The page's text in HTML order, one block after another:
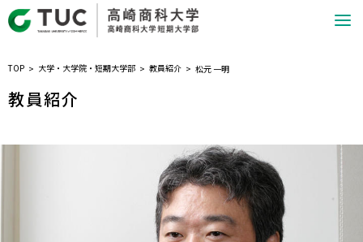
TOP 大学・大学院・短期大学部 教員紹介 松元 一明
教員紹介